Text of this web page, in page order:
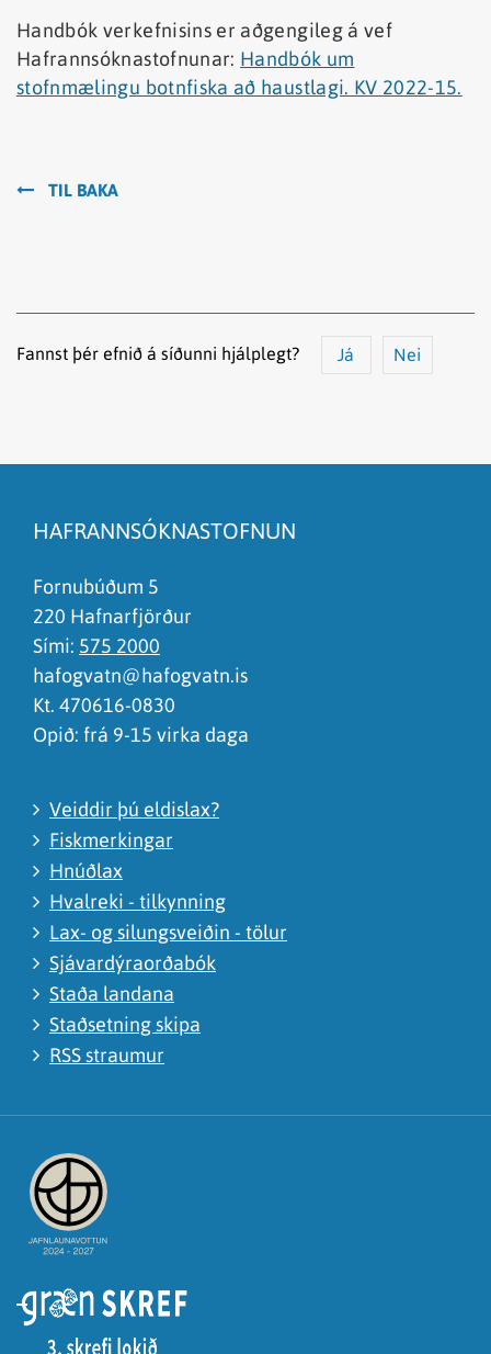
Handbók verkefnisins er aðgengileg á vef
Hafrannsóknastofnunar: Handbók um
stofnmælingu botnfiska að haustlagi. KV 2022-15.
TIL BAKA
Fannst þér efnið á síðunni hjálplegt? Já Nei
Það er of mikið efni á síðunni
Ég skil ekki efnið, finnst það of flókið
HAFRANNSÓKNASTOFNUN
Fornubúðum 5
220 Hafnarfjörður
Sími: 575 2000
hafogvatn@hafogvatn.is
Kt. 470616-0830
Opið: frá 9-15 virka daga
Veiddir þú eldislax?
Fiskmerkingar
Hnúðlax
Hvalreki - tilkynning
Lax- og silungsveiðin - tölur
Sjávardýraorðabók
Staða landana
Staðsetning skipa
RSS straumur